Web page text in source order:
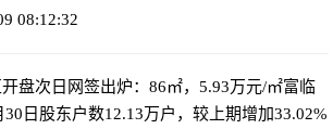
08:12:32
盘次日网签出炉：86㎡，5.93万元/㎡富临
30日股东户数12.13万户，较上期增加33.02%